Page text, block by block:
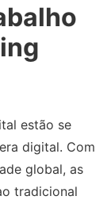
estão se
digital. Com
global, as
tradicional